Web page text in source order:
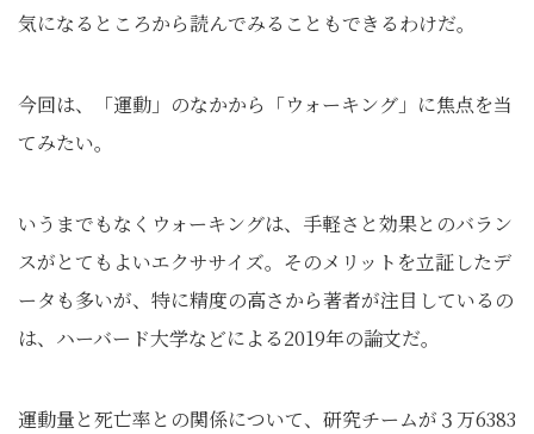
気になるところから読んでみることもできるわけだ。
今回は、「運動」のなかから「ウォーキング」に焦点を当
てみたい。
いうまでもなくウォーキングは、手軽さと効果とのバラン
スがとてもよいエクササイズ。そのメリットを立証したデ
ータも多いが、特に精度の高さから著者が注目しているの
は、ハーバード大学などによる2019年の論文だ。
運動量と死亡率との関係について、研究チームが３万6383